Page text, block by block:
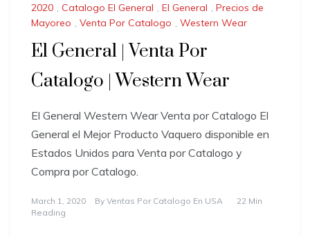
2020 , Catalogo El General , El General , Precios de
Mayoreo , Venta Por Catalogo , Western Wear
El General | Venta Por
Catalogo | Western Wear
El General Western Wear Venta por Catalogo El
General el Mejor Producto Vaquero disponible en
Estados Unidos para Venta por Catalogo y
Compra por Catalogo.
March 1, 2020 By Ventas Por Catalogo En USA
22 Min
Reading